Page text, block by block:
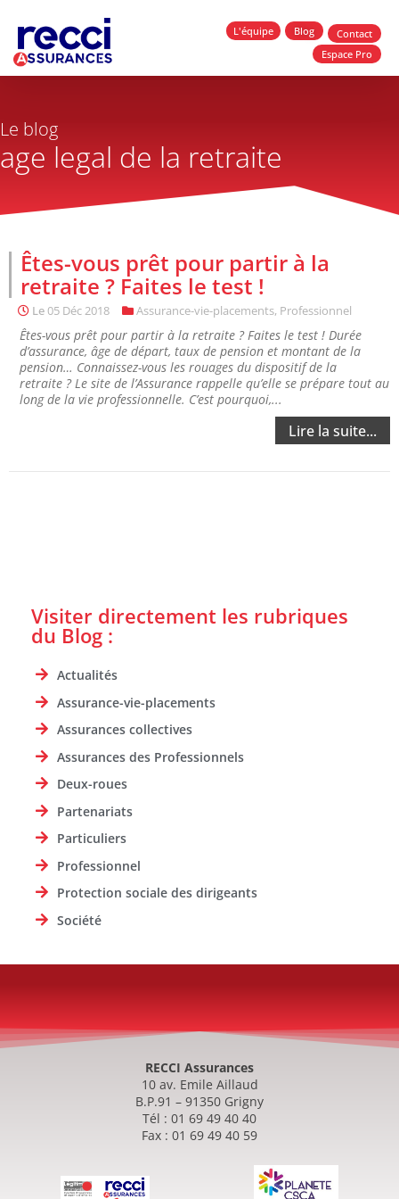
L'équipe Blog
Contact
Espace Pro
Le blog
age legal de la retraite
Êtes-vous prêt pour partir à la
retraite ? Faites le test !
Le05 Déc 2018 Assurance-vie-placements, Professionnel
Êtes-vous prêt pour partir à la retraite ? Faites le test ! Durée
d’assurance, âge de départ, taux de pension et montant de la
pension… Connaissez-vous les rouages du dispositif de la
retraite ? Le site de l’Assurance rappelle qu’elle se prépare tout au
long de la vie professionnelle. C’est pourquoi,...
Lire la suite...
Visiter directement les rubriques
du Blog :
Actualités
Assurance-vie-placements
Assurances collectives
Assurances des Professionnels
Deux-roues
Partenariats
Particuliers
Professionnel
Protection sociale des dirigeants
Société
RECCI Assurances
10 av. Emile Aillaud
B.P.91 – 91350 Grigny
Tél : 01 69 49 40 40
Fax : 01 69 49 40 59